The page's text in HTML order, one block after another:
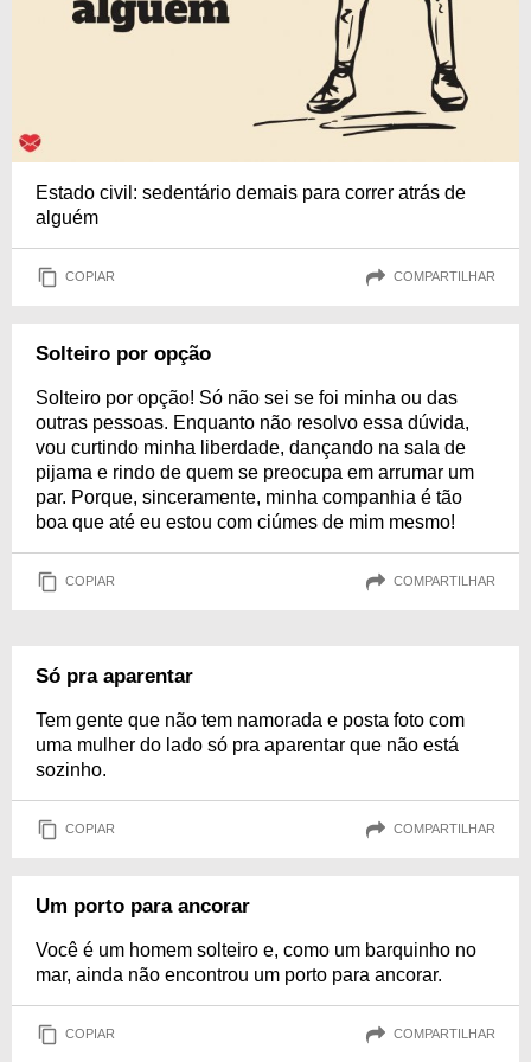
Estado civil: sedentário demais para correr atrás de
alguém
COPIAR COMPARTILHAR
Solteiro por opção
Solteiro por opção! Só não sei se foi minha ou das
outras pessoas. Enquanto não resolvo essa dúvida,
vou curtindo minha liberdade, dançando na sala de
pijama e rindo de quem se preocupa em arrumar um
par. Porque, sinceramente, minha companhia é tão
boa que até eu estou com ciúmes de mim mesmo!
COPIAR COMPARTILHAR
Só pra aparentar
Tem gente que não tem namorada e posta foto com
uma mulher do lado só pra aparentar que não está
sozinho.
COPIAR COMPARTILHAR
Um porto para ancorar
Você é um homem solteiro e, como um barquinho no
mar, ainda não encontrou um porto para ancorar.
COPIAR COMPARTILHAR